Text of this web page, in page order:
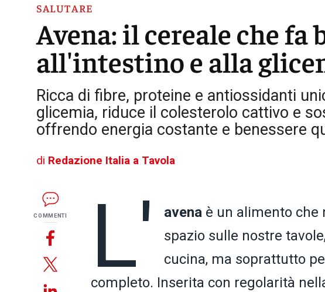
SALUTARE
Avena: il cereale che fa
all'intestino e alla
Ricca di fibre, proteine e antiossidanti
glicemia, riduce il colesterolo cattivo e
offrendo energia costante e benessere
di Redazione Italia a Tavola
COMMENTI L' avena è un alimento
spazio sulle nostre
cucina, ma soprattutto
completo. Inserita con regolarità